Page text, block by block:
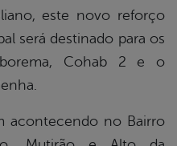
este novo reforço
será destinado para os
Cohab 2 e o
acontecendo no Bairro